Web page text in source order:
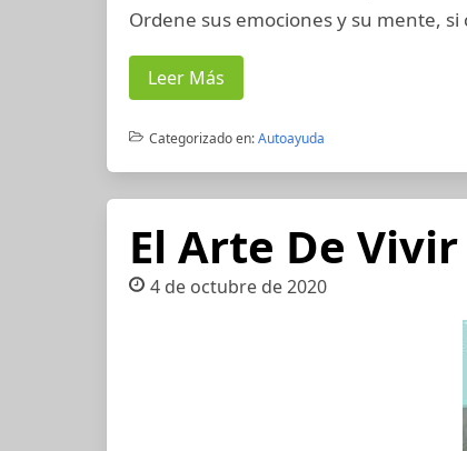
Ordene sus emociones y su mente,
Leer Más
Categorizado en:Autoayuda
El Arte De Vivir
4 de octubre de 2020